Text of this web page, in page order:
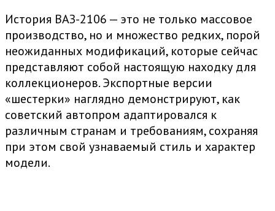
История ВАЗ-2106 — это не только массовое
производство, но и множество редких, порой
неожиданных модификаций, которые сейчас
представляют собой настоящую находку для
коллекционеров. Экспортные версии
«шестерки» наглядно демонстрируют, как
советский автопром адаптировался к
различным странам и требованиям, сохраняя
при этом свой узнаваемый стиль и характер
модели.